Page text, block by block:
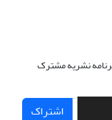
نشریه مشترک
اشتراک